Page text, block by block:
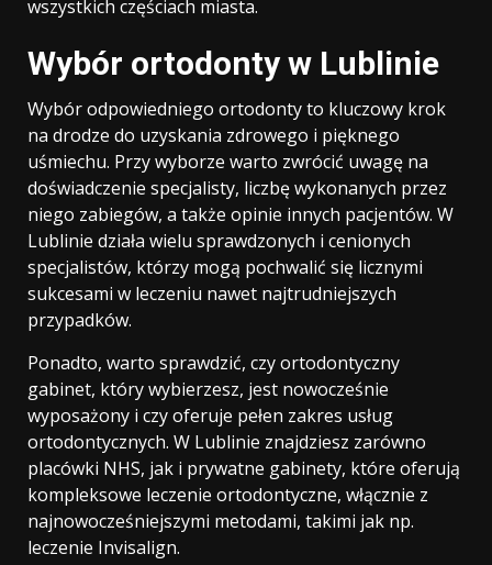
wszystkich częściach miasta.
Wybór ortodonty w Lublinie
Wybór odpowiedniego ortodonty to kluczowy krok
na drodze do uzyskania zdrowego i pięknego
uśmiechu. Przy wyborze warto zwrócić uwagę na
doświadczenie specjalisty, liczbę wykonanych przez
niego zabiegów, a także opinie innych pacjentów. W
Lublinie działa wielu sprawdzonych i cenionych
specjalistów, którzy mogą pochwalić się licznymi
sukcesami w leczeniu nawet najtrudniejszych
przypadków.
Ponadto, warto sprawdzić, czy ortodontyczny
gabinet, który wybierzesz, jest nowocześnie
wyposażony i czy oferuje pełen zakres usług
ortodontycznych. W Lublinie znajdziesz zarówno
placówki NHS, jak i prywatne gabinety, które oferują
kompleksowe leczenie ortodontyczne, włącznie z
najnowocześniejszymi metodami, takimi jak np.
leczenie Invisalign.